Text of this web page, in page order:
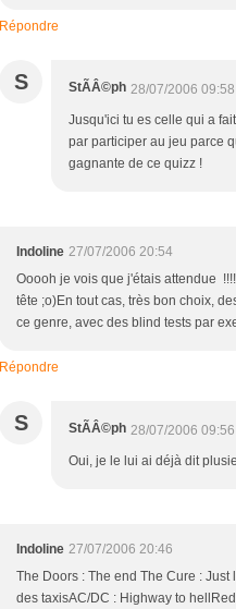
Répondre
S StÃÂ©ph 28/07/2006 09:58
Jusqu'ici tu es celle qui a
par participer au jeu parce
gagnante de ce quizz !
Indoline 27/07/2006 20:54
Ooooh je vois que j'étais attendue
tête ;o)En tout cas, très bon choix,
ce genre, avec des blind tests par
Répondre
S StÃÂ©ph 28/07/2006 09:56
Oui, je le lui ai déjà dit
Indoline 27/07/2006 20:46
The Doors : The end The Cure :
des taxisAC/DC : Highway to